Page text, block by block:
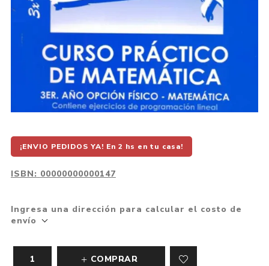
¡ENVIO PEDIDOS YA! En 2 hs en tu casa!
ISBN: 00000000000147
Ingresa una dirección para calcular el costo de
envío
COMPRAR